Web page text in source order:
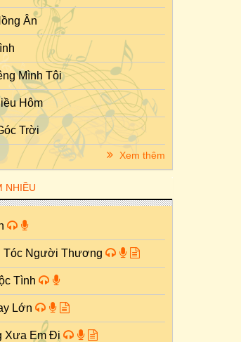
Ân
Mình Tôi
Hôm
Trời
Xem thêm
NHIỀU
Tóc Người Thương
Tình
Lớn
Xưa Em Đi